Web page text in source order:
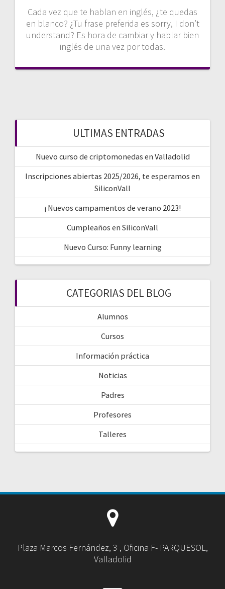
Cada vez que te hablan en inglés, ¿te quedas
en blanco? ¿Tu frase preferida es sorry, I don’t
understand? Es hora de cambiar y hablar bien
inglés de una vez por todas.
ULTIMAS ENTRADAS
Nuevo curso de criptomonedas en Valladolid
Inscripciones abiertas 2025/2026, te esperamos en
SiliconVall
¡ Nuevos campamentos de verano 2023!
Cumpleaños en SiliconVall
Nuevo Curso: Funny learning
CATEGORIAS DEL BLOG
Alumnos
Cursos
Información práctica
Noticias
Padres
Profesores
Talleres
Plaza Marcos Fernández, 3 , Oficina F- PARQUESOL,
Valladolid